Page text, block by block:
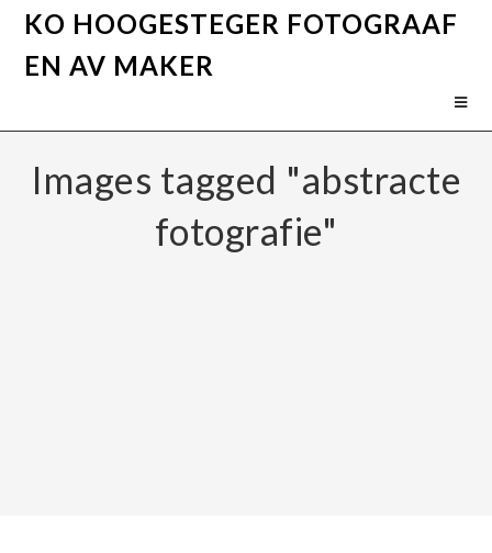
KO HOOGESTEGER FOTOGRAAF
EN AV MAKER
Images tagged "abstracte
fotografie"